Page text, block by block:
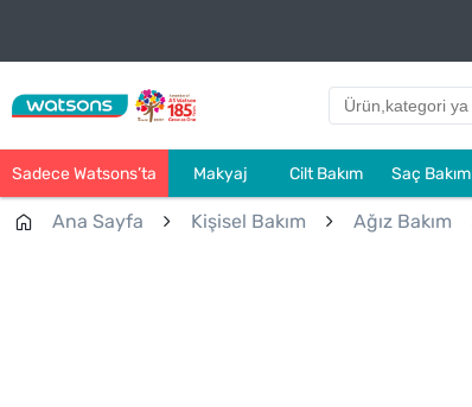
Sadece Watsons’ta Makyaj Cilt Bakım Saç Bakım
Ana Sayfa Kişisel Bakım Ağız Bakım